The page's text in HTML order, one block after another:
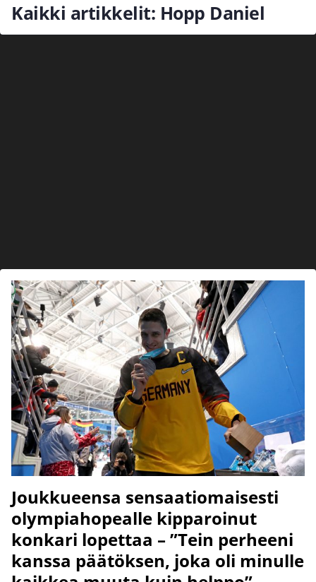
Kaikki artikkelit: Hopp Daniel
Joukkueensa sensaatiomaisesti
olympiahopealle kipparoinut
konkari lopettaa – ”Tein perheeni
kanssa päätöksen, joka oli minulle